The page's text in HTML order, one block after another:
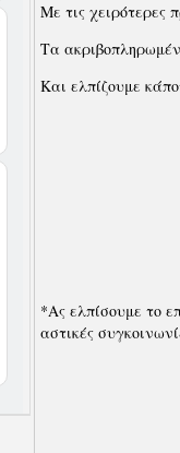
Με τις χειρότερες
Τα
Και ελπίζουμε
*Ας ελπίσουμε το
αστικές